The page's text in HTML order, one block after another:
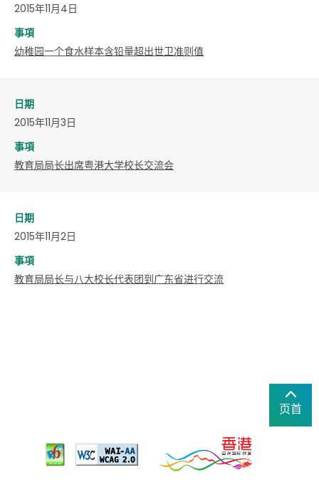
2015年11月4日
事項
幼稚园一个食水样本含铅量超出世卫准则值
日期
2015年11月3日
事項
教育局局长出席粤港大学校长交流会
日期
2015年11月2日
事項
教育局局长与八大校长代表团到广东省进行交流
页首